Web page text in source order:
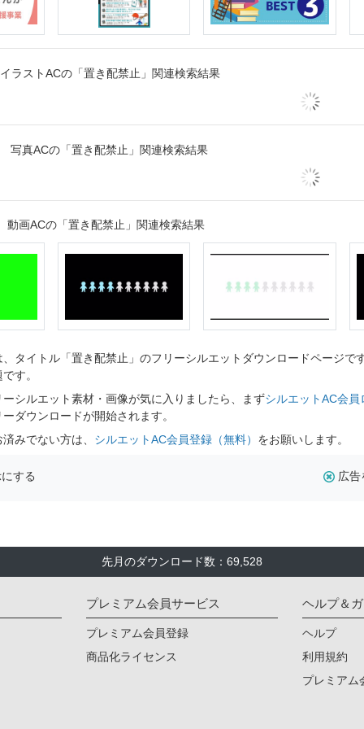
イラストACの「置き配禁止」関連検索結果
写真ACの「置き配禁止」関連検索結果
動画ACの「置き配禁止」関連検索結果
タイトル「置き配禁止」のフリーシルエットダウンロードページ
す。
シルエット素材・画像が気に入りましたら、まずシルエットAC会員
ダウンロードが開始されます。
みでない方は、 シルエットAC会員登録（無料） をお願いします。
する 広告
先月のダウンロード数：69,528
プレミアム会員サービス
プレミアム会員登録
商品化ライセンス
ヘルプ＆
ヘルプ
利用規約
プレミアム